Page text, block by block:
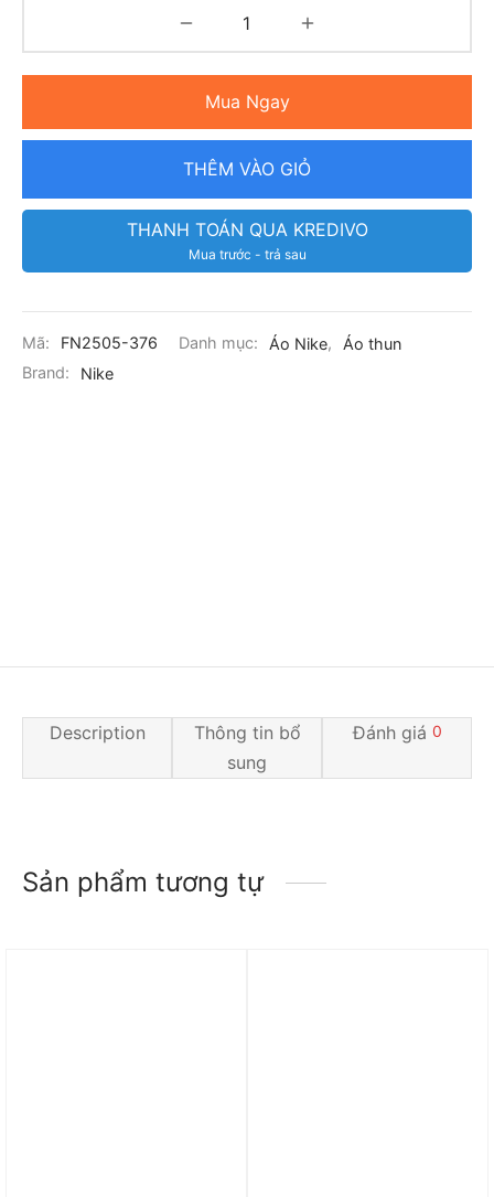
Mua Ngay
THÊM VÀO GIỎ
THANH TOÁN QUA KREDIVO
Mua trước - trả sau
Mã: FN2505-376 Danh mục: Áo Nike,
Áo thun
Brand:
Nike
Description
Thông tin bổ
sung
Đánh giá 0
Sản phẩm tương tự